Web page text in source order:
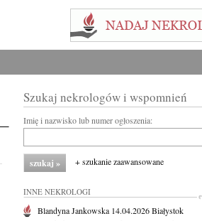
Szukaj nekrologów i wspomnień
Imię i nazwisko lub numer ogłoszenia:
+ szukanie zaawansowane
INNE NEKROLOGI
Blandyna Jankowska 14.04.2026Białystok